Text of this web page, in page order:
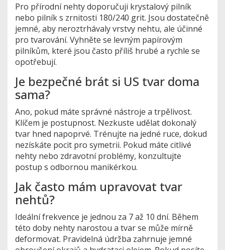
Pro přírodní nehty doporučuji krystalový pilník
nebo pilník s zrnitosti 180/240 grit. Jsou dostatečně
jemné, aby neroztrhávaly vrstvy nehtu, ale účinné
pro tvarování. Vyhněte se levným papírovým
pilníkům, které jsou často příliš hrubé a rychle se
opotřebují.
Je bezpečné brát si US tvar doma
sama?
Ano, pokud máte správné nástroje a trpělivost.
Klíčem je postupnost. Nezkuste udělat dokonalý
tvar hned napoprvé. Trénujte na jedné ruce, dokud
nezískáte pocit pro symetrii. Pokud máte citlivé
nehty nebo zdravotní problémy, konzultujte
postup s odbornou manikérkou.
Jak často mám upravovat tvar
nehtů?
Ideální frekvence je jednou za 7 až 10 dní. Během
této doby nehty narostou a tvar se může mírně
deformovat. Pravidelná údržba zahrnuje jemné